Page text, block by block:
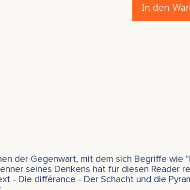
In den
der Gegenwart, mit dem sich Begriffe wie
seines Denkens hat für diesen Reader
- Die différance - Der Schacht und die